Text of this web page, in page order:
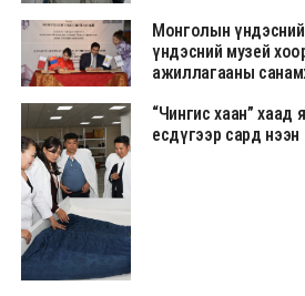
Монголын
үндэсний музей
ажиллагааны
“Чингис хаан” хаад
есдүгээр сард нээн